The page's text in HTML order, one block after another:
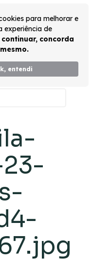
para melhorar e
experiência de
continuar, concorda
entendi